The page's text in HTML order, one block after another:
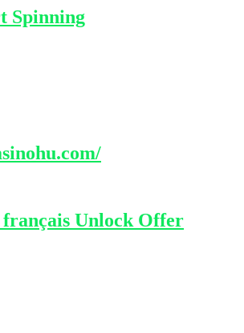
Spinning
Unlock Offer